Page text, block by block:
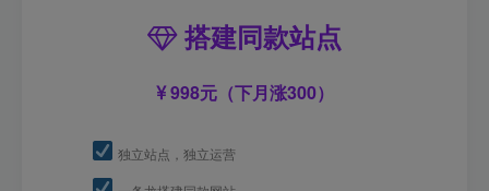
搭建同款站点
998元（下月涨300）
独立站点，独立运营